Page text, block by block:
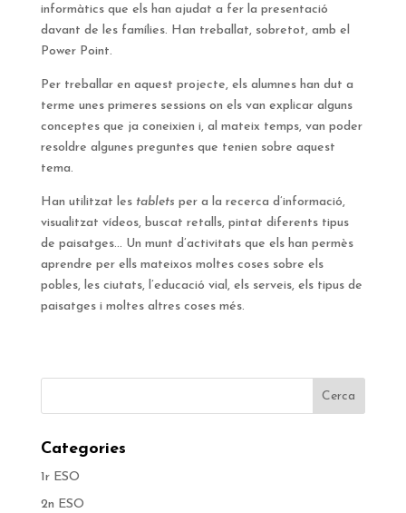
informàtics que els han ajudat a fer la presentació
davant de les famílies. Han treballat, sobretot, amb el
Power Point.
Per treballar en aquest projecte, els alumnes han dut a
terme unes primeres sessions on els van explicar alguns
conceptes que ja coneixien i, al mateix temps, van poder
resoldre algunes preguntes que tenien sobre aquest
tema.
Han utilitzat les tablets per a la recerca d’informació,
visualitzat vídeos, buscat retalls, pintat diferents tipus
de paisatges… Un munt d’activitats que els han permès
aprendre per ells mateixos moltes coses sobre els
pobles, les ciutats, l’educació vial, els serveis, els tipus de
paisatges i moltes altres coses més.
Categories
1r ESO
2n ESO